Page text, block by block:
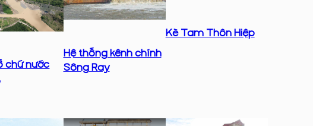
chứ nước
Hệ thống kênh chính
Sông Ray
Kè Tam Thôn Hiệp